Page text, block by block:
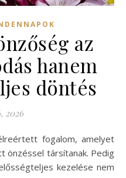
az
hanem
döntés
2026
önzéssel társítanak. Pedig
kezelése nem